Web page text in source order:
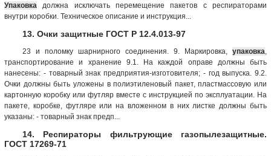
Упаковка должна исключать перемещение пакетов с респираторами
внутри коробки. Техническое описание и инструкция...
13. Очки защитные ГОСТ Р 12.4.013-97
23 и поломку шарнирного соединения. 9. Маркировка, упаковка
транспортирование и хранение 9.1. На каждой оправе должны быть
нанесены: - товарный знак предприятия-изготовителя; - год выпуска. 9.2.
Очки должны быть уложены в полиэтиленовый пакет, пластмассовую или
картонную коробку или футляр вместе с инструкцией по эксплуатации. На
пакете, коробке, футляре или на вложенном в них листке должны быть
указаны: - товарный знак предп...
14. Респираторы фильтрующие газопылезащитные.
ГОСТ 17269-71